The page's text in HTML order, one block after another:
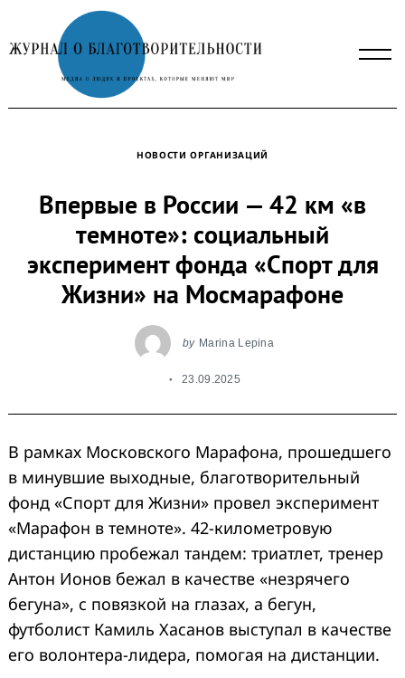
to
content
НОВОСТИ ОРГАНИЗАЦИЙ
Впервые в России — 42 км «в
темноте»: социальный
эксперимент фонда «Спорт для
Жизни» на Мосмарафоне
by Marina Lepina
23.09.2025
В рамках Московского Марафона, прошедшего
в минувшие выходные, благотворительный
фонд «Спорт для Жизни» провел эксперимент
«Марафон в темноте». 42-километровую
дистанцию пробежал тандем: триатлет, тренер
Антон Ионов бежал в качестве «незрячего
бегуна», с повязкой на глазах, а бегун,
футболист Камиль Хасанов выступал в качестве
его волонтера-лидера, помогая на дистанции.